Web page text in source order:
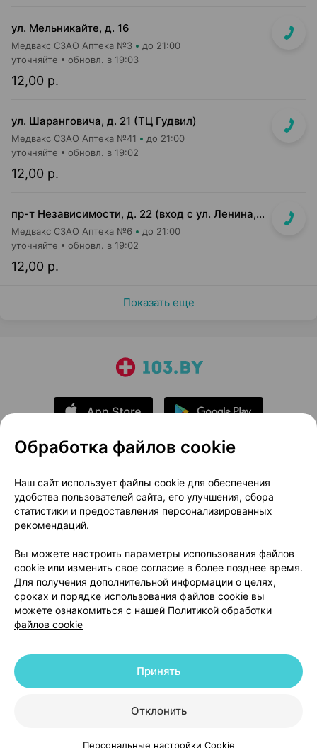
ул. Мельникайте, д. 16
Медвакс СЗАО Аптека №3 до 21:00
12,00 р.
уточняйте обновл. в 19:03
ул. Шаранговича, д. 21 (ТЦ Гудвил)
Медвакс СЗАО Аптека №41 до 21:00
12,00 р.
уточняйте обновл. в 19:02
пр-т Независимости, д. 22 (вход с ул. Ленина, д. 7)
Медвакс СЗАО Аптека №6 до 21:00
12,00 р.
уточняйте обновл. в 19:02
Показать еще
О проекте
Новости проекта
Размещение рекламы
Медицинский маркетинг
Публичный договор
Доставка
Способы оплаты
Вакансии
Партнеры
Написать руководителю 103.by
Написать в поддержку
Персональные настройки Cookie
© 2026 ООО «Артокс Лаб», УНП 191700409 | 220012, Республика Беларусь,
+375 291212755
Обработка файлов cookie
Наш сайт использует файлы cookie для обеспечения
удобства пользователей сайта, его улучшения, сбора
статистики и предоставления персонализированных
рекомендаций.
Вы можете настроить параметры использования файлов
cookie или изменить свое согласие в более позднее время.
Для получения дополнительной информации о целях,
сроках и порядке использования файлов cookie вы
можете ознакомиться с нашей Политикой обработки
файлов cookie
Отклонить
Принять
Персональные настройки Cookie